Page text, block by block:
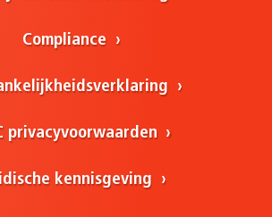
Compliance
privacyvoorwaarden
kennisgeving